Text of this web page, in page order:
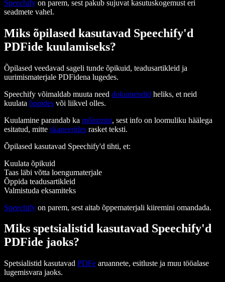
Speechify on parem, sest pakub sujuvat kasutuskogemust eri
seadmete vahel.
Miks õpilased kasutavad Speechify'd
PDFide kuulamiseks?
Õpilased veedavad sageli tunde õpikuid, teadusartikleid ja
uurimismaterjale PDFidena lugedes.
Speechify võimaldab muuta need dokumendid heliks, et neid
kuulata õppides või liikvel olles.
Kuulamine parandab ka mõistmist, sest info on loomuliku häälega
esitatud, mitte skaneerides rasket teksti.
Õpilased kasutavad Speechify'd tihti, et:
Kuulata õpikuid
Taas läbi võtta loengumaterjale
Õppida teadusartikleid
Valmistuda eksamiteks
Speechify on parem, sest aitab õppematerjali kiiremini omandada.
Miks spetsialistid kasutavad Speechify'd
PDFide jaoks?
Spetsialistid kasutavad PDFe aruannete, esitluste ja muu tööalase
lugemisvara jaoks.